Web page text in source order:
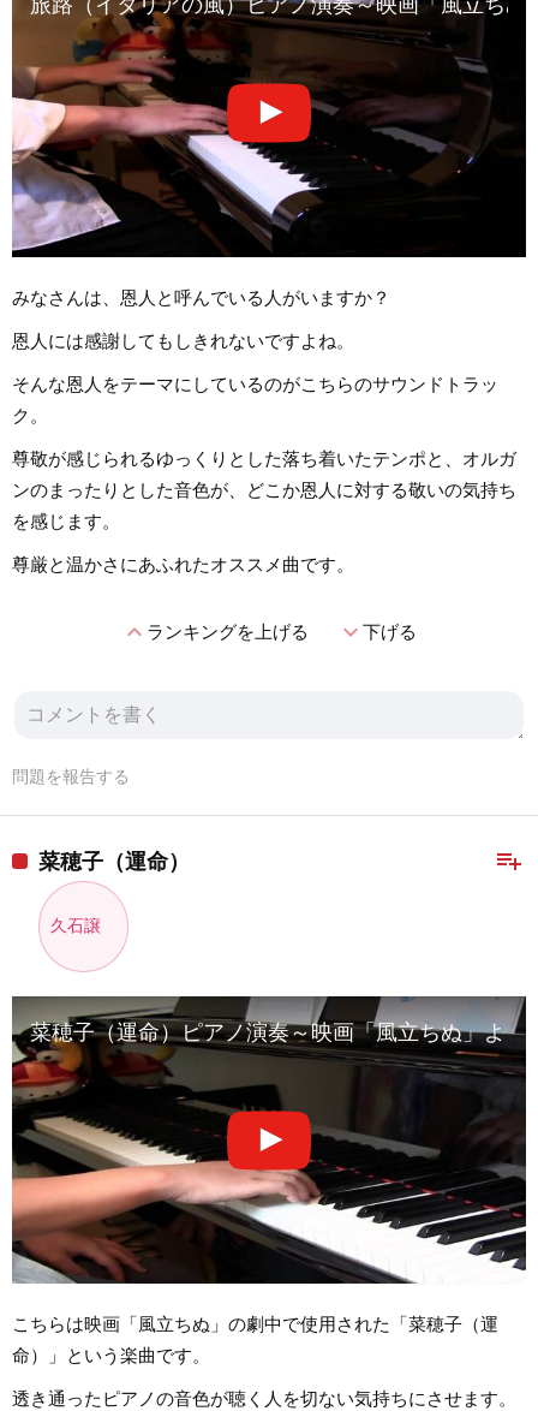
みなさんは、恩人と呼んでいる人がいますか？
恩人には感謝してもしきれないですよね。
そんな恩人をテーマにしているのがこちらのサウンドトラッ
ク。
尊敬が感じられるゆっくりとした落ち着いたテンポと、オルガ
ンのまったりとした音色が、どこか恩人に対する敬いの気持ち
を感じます。
尊厳と温かさにあふれたオススメ曲です。
expand_lessランキングを上げる expand_more下げる
問題を報告する
playlist_add
菜穂子（運命）
久石譲
菜穂子（運命）ピアノ演奏～映画「風立ちぬ」より
こちらは映画「風立ちぬ」の劇中で使用された「菜穂子（運
命）」という楽曲です。
透き通ったピアノの音色が聴く人を切ない気持ちにさせます。